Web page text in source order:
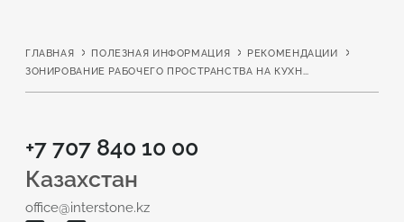
ГЛАВНАЯ ПОЛЕЗНАЯ ИНФОРМАЦИЯ
РЕКОМЕНДАЦИИ
ЗОНИРОВАНИЕ РАБОЧЕГО ПРОСТРАНСТВА НА КУХНЕ
+7 707 840 10 00
Казахстан
office@interstone.kz